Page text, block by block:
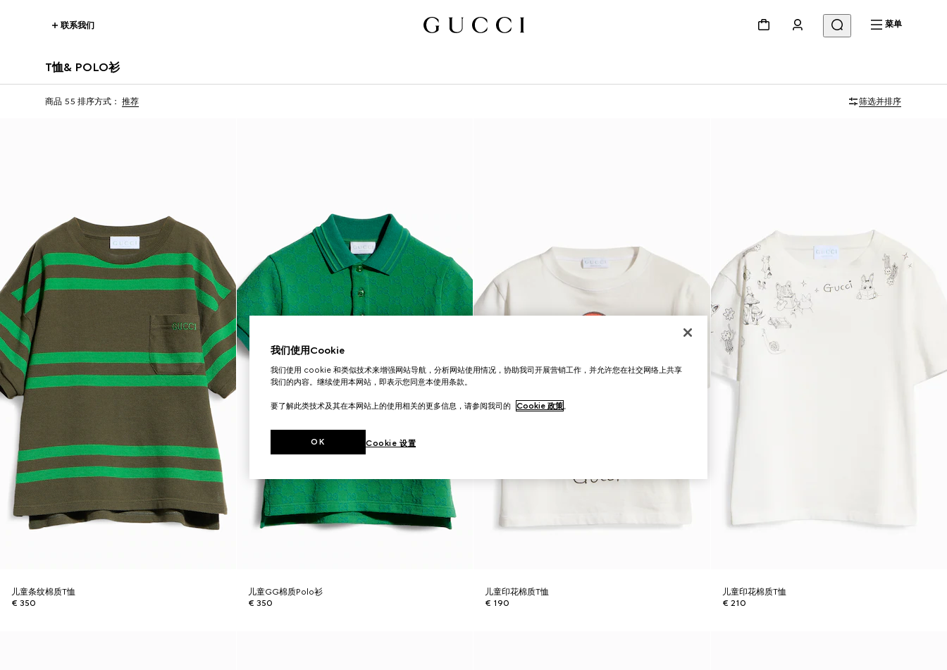
联系我们 菜单
T恤& POLO衫
商品 55 排序方式： 推荐 筛选并排序
儿童条纹棉质T恤
€ 350
儿童GG棉质Polo衫
€ 350
儿童印花棉质T恤
€ 190
儿童印花棉质T恤
€ 210
我们使用Cookie
我们使用 cookie 和类似技术来增强网站导航，分析网站使用情况，协助我司开展营销工作，并允许您在社交网络上共享
我们的内容。继续使用本网站，即表示您同意本使用条款。
要了解此类技术及其在本网站上的使用相关的更多信息，请参阅我司的 Cookie 政策。
Cookie 设置
OK